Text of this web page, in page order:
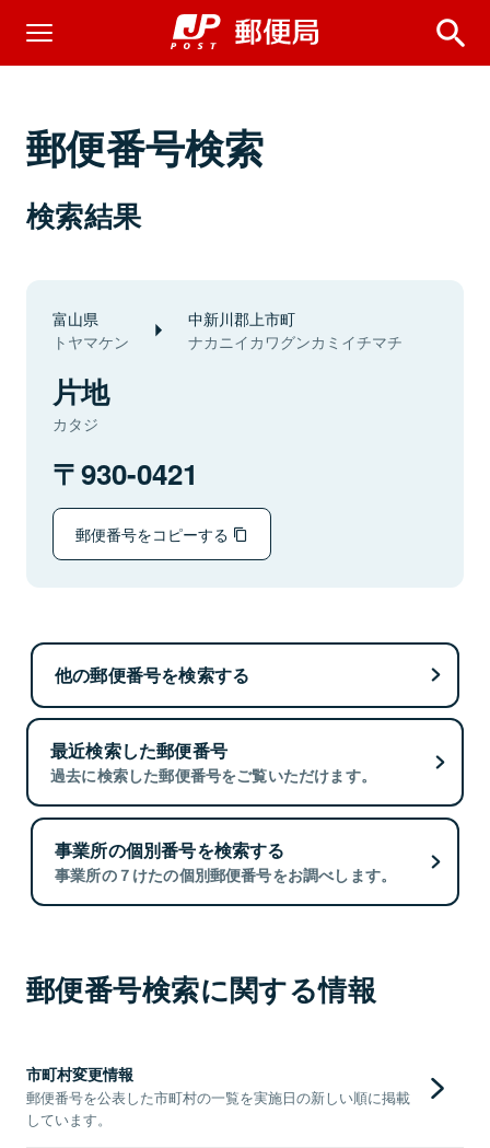
郵便番号検索
検索結果
富山県
トヤマケン
中新川郡上市町
ナカニイカワグンカミイチマチ
片地
カタジ
930-0421
郵便番号をコピーする
他の郵便番号を検索する
最近検索した郵便番号
過去に検索した郵便番号をご覧いただけます。
事業所の個別番号を検索する
事業所の７けたの個別郵便番号をお調べします。
郵便番号検索に関する情報
市町村変更情報
郵便番号を公表した市町村の一覧を実施日の新しい順に掲載
しています。